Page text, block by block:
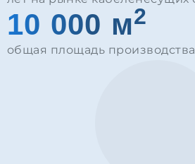
10 000 м2
общая площадь производства